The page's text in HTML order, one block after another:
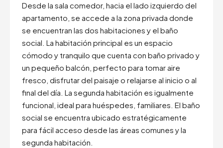
Desde la sala comedor, hacia el lado izquierdo del
apartamento, se accede a la zona privada donde
se encuentran las dos habitaciones y el baño
social. La habitación principal es un espacio
cómodo y tranquilo que cuenta con baño privado y
un pequeño balcón, perfecto para tomar aire
fresco, disfrutar del paisaje o relajarse al inicio o al
final del día. La segunda habitación es igualmente
funcional, ideal para huéspedes, familiares. El baño
social se encuentra ubicado estratégicamente
para fácil acceso desde las áreas comunes y la
segunda habitación.